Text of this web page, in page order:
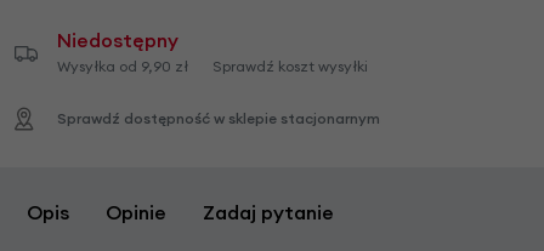
Niedostępny
Wysyłka od 9,90 zł Sprawdź koszt wysyłki
Sprawdź dostępność w sklepie stacjonarnym
Opis Opinie Zadaj pytanie